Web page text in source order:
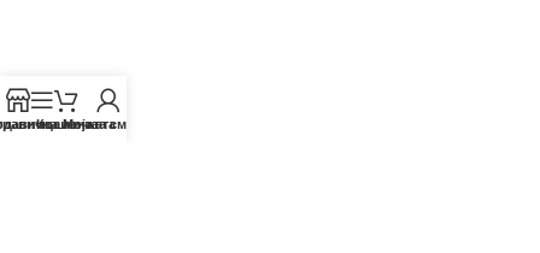
лента
Кошничката
Мојата сметка